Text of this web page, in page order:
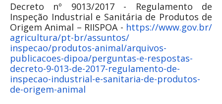
Decreto nº 9013/2017 - Regulamento de
Inspeção Industrial e Sanitária de Produtos de
Origem Animal – RIISPOA - https://www.gov.br/
agricultura/pt-br/assuntos/
inspecao/produtos-animal/arquivos-
publicacoes-dipoa/perguntas-e-respostas-
decreto-9-013-de-2017-regulamento-de-
inspecao-industrial-e-sanitaria-de-produtos-
de-origem-animal